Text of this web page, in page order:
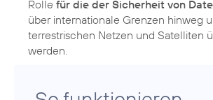
Rolle für die der Sicherheit von
über internationale Grenzen hinweg
terrestrischen Netzen und Satelliten
werden.